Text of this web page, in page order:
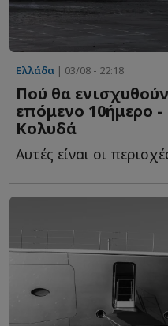
Ελλάδα | 03/08 - 22:18
Πού θα
επόμενο 10ήμερο
Κολυδά